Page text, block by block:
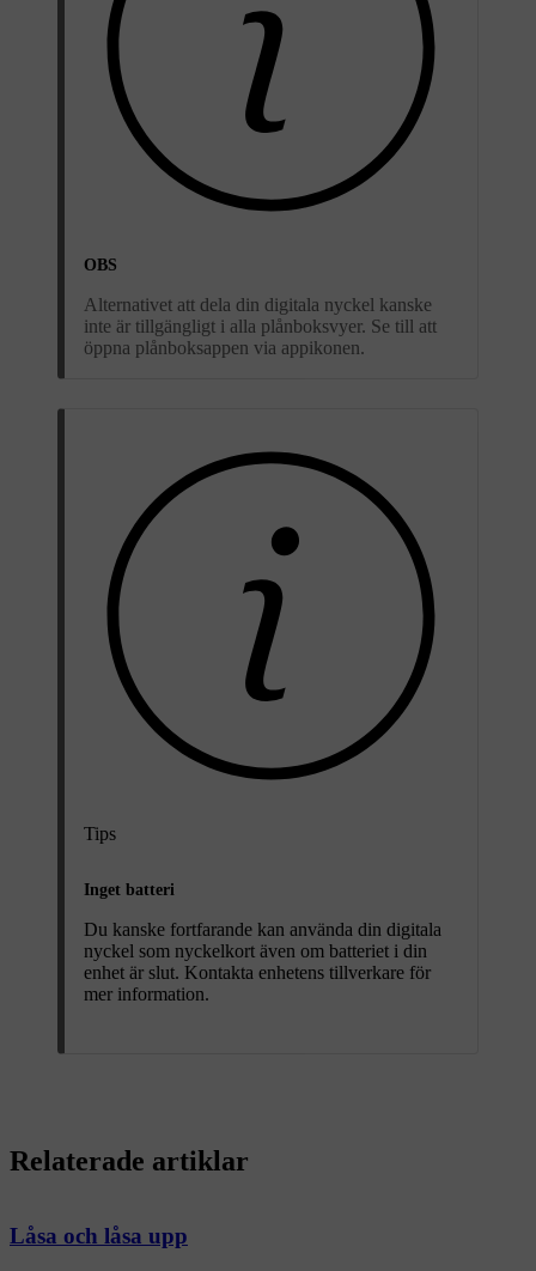
OBS
Alternativet att dela din digitala nyckel kanske
inte är tillgängligt i alla plånboksvyer. Se till att
öppna plånboksappen via appikonen.
Tips
Inget batteri
Du kanske fortfarande kan använda din digitala
nyckel som nyckelkort även om batteriet i din
enhet är slut. Kontakta enhetens tillverkare för
mer information.
Relaterade artiklar
Låsa och låsa upp